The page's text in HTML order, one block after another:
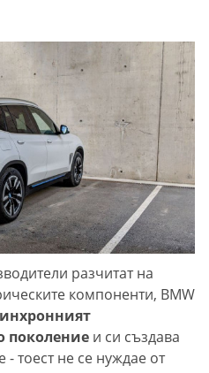
разчитат на
компоненти, BMW
инхронният
поколение и си създава
тоест не се нуждае от